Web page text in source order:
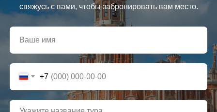
свяжусь с вами, чтобы забронировать вам место.
+7